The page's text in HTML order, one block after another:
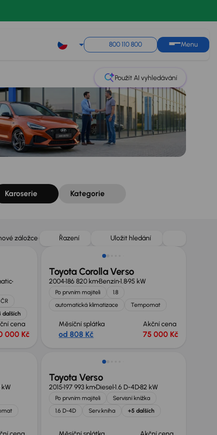
800 110 800 Menu
Použít AI vyhledávání
Karoserie Kategorie
záložce Řazení Uložit hledání
dalších
cena
000 Kč
Toyota Corolla Verso
2004186 820 kmBenzín1.895 kW
Po prvním majiteli
1.8
automatická klimatizace
Tempomat
Měsíční splátka
od 808 Kč
Akční cena
75 000 Kč
Zlevněno o 10 000 Kč
Toyota Verso
2015197 993 kmDiesel1.6 D-4D82 kW
Po prvním majiteli
Servisní knížka
1.6 D-4D
Serv.kniha +5 dalších